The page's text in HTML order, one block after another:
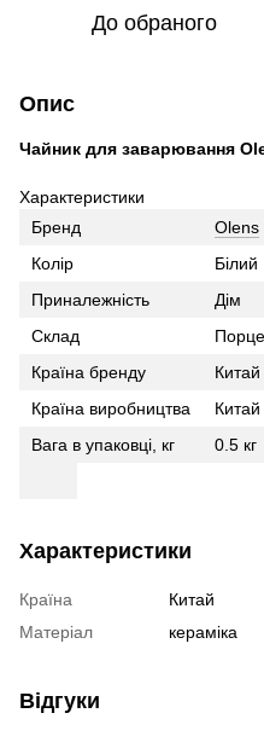
До обраного
Опис
Чайник для заварювання
Характеристики
Бренд
Olens
Колір
Білий
Приналежність
Дім
Склад
Країна бренду
Китай
Країна виробництва
Китай
Вага в упаковці, кг
0.5 кг
Характеристики
Країна
Китай
Матеріал
кераміка
Відгуки